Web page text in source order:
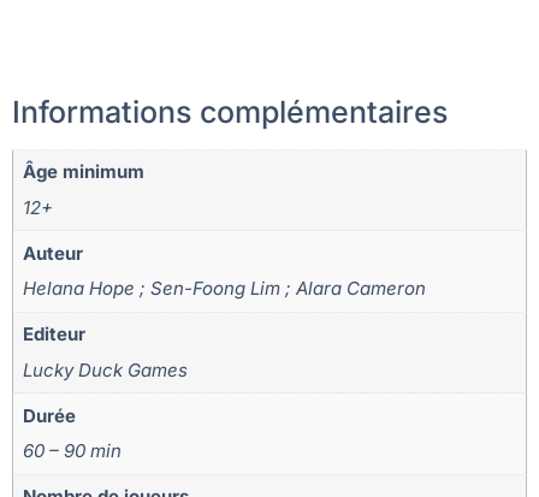
Informations complémentaires
Âge minimum
12+
Auteur
Helana Hope ; Sen-Foong Lim ; Alara Cameron
Editeur
Lucky Duck Games
Durée
60 – 90 min